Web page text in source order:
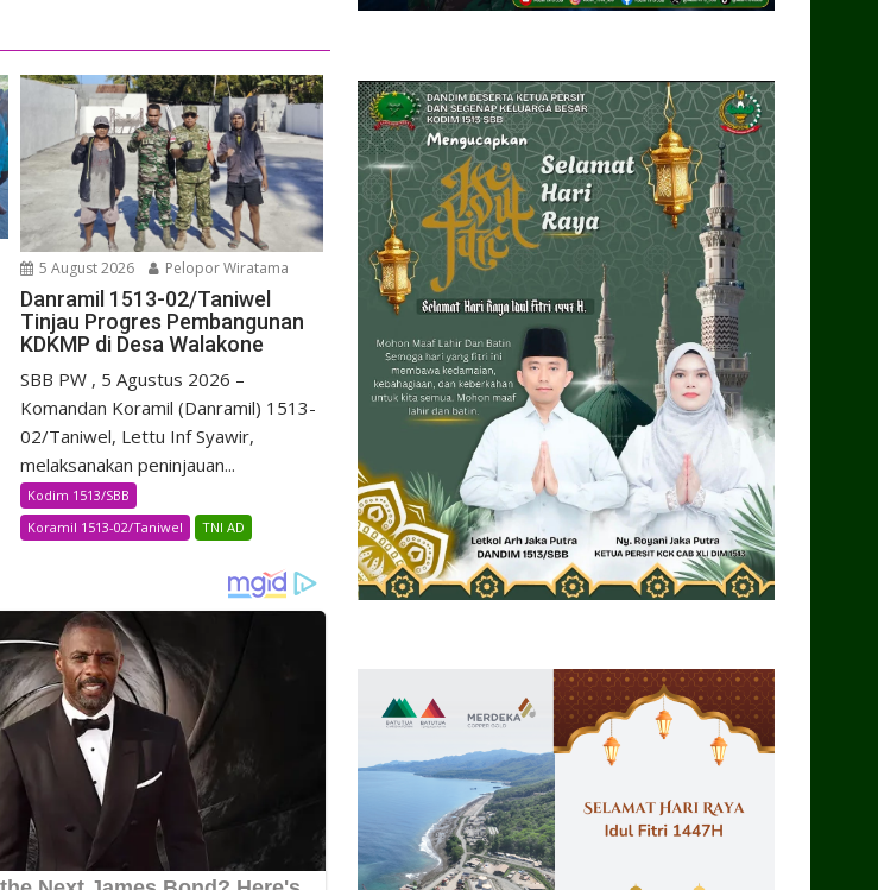
5 August 2026 Pelopor Wiratama
Danramil 1513-02/Taniwel
Tinjau Progres Pembangunan
KDKMP di Desa Walakone
SBB PW , 5 Agustus 2026 –
Komandan Koramil (Danramil) 1513-
02/Taniwel, Lettu Inf Syawir,
melaksanakan peninjauan...
Kodim 1513/SBB
Koramil 1513-02/Taniwel
TNI AD